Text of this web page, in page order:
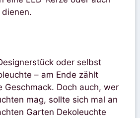
oder selbst
– am Ende zählt
Geschmack. Doch auch, wer
mag, sollte sich mal an
Garten Dekoleuchte